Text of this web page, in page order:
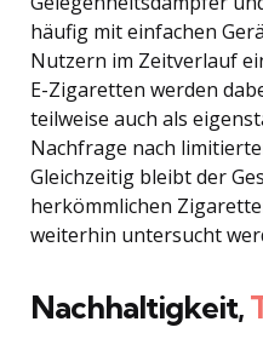
häufig mit einfachen
Nutzern im Zeitverlauf
E-Zigaretten werden
teilweise auch als
Nachfrage nach
Gleichzeitig bleibt der
herkömmlichen
weiterhin untersucht
Nachhaltigkeit,